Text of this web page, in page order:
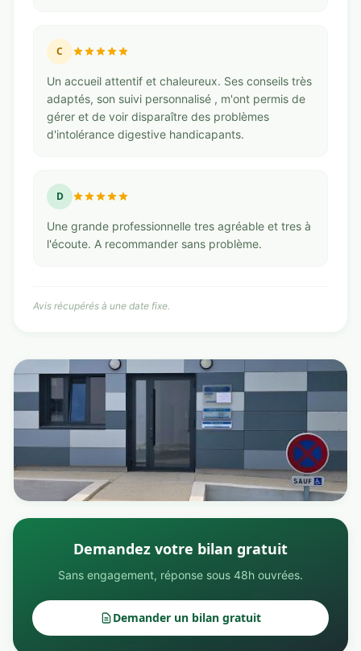
C
Un accueil attentif et chaleureux. Ses conseils très
adaptés, son suivi personnalisé , m'ont permis de
gérer et de voir disparaître des problèmes
d'intolérance digestive handicapants.
D
Une grande professionnelle tres agréable et tres à
l'écoute. A recommander sans problème.
Avis récupérés à une date fixe.
Demandez votre bilan gratuit
Sans engagement, réponse sous 48h ouvrées.
Demander un bilan gratuit